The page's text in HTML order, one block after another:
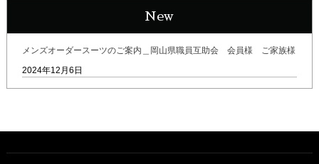
New
メンズオーダースーツのご案内＿岡山県職員互助会 会員様 ご家族様
2024年12月6日